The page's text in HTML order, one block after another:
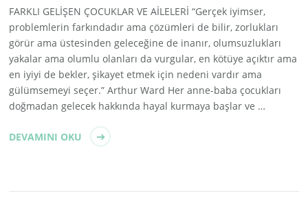
FARKLI GELİŞEN ÇOCUKLAR VE AİLELERİ “Gerçek iyimser,
problemlerin farkındadır ama çözümleri de bilir, zorlukları
görür ama üstesinden geleceğine de inanır, olumsuzlukları
yakalar ama olumlu olanları da vurgular, en kötüye açıktır ama
en iyiyi de bekler, şikayet etmek için nedeni vardır ama
gülümsemeyi seçer.” Arthur Ward Her anne-baba çocukları
doğmadan gelecek hakkında hayal kurmaya başlar ve …
DEVAMINI OKU